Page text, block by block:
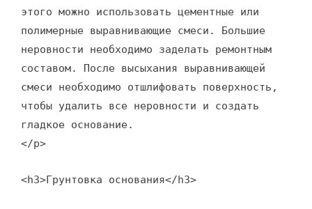
этого можно использовать цементные или
полимерные выравнивающие смеси. Большие
неровности необходимо заделать ремонтным
составом. После высыхания выравнивающей
смеси необходимо отшлифовать поверхность,
чтобы удалить все неровности и создать
гладкое основание.
</p>
<h3>Грунтовка основания</h3>